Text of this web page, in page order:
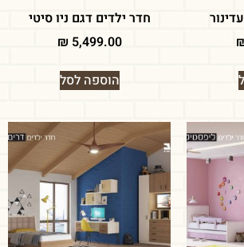
חדר ילדים דגם ניו סיטי
₪ 5,499.00
הוספה לסל